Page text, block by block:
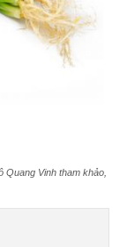
Vinh tham khảo,